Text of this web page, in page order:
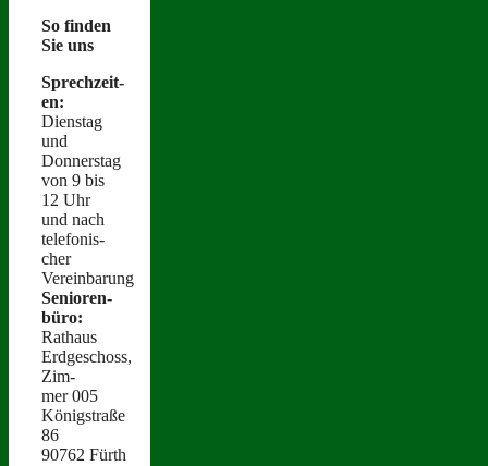
So find­en
Sie uns
Sprechzeit­
en:
Dien­stag
und
Donnerstag
von 9 bis
12 Uhr
und nach
tele­fonis­
ch­er
Vereinbarung
Senioren­
büro:
Rathaus
Erdgeschoss,
Zim­
mer 005
Königstraße
86
90762 Fürth